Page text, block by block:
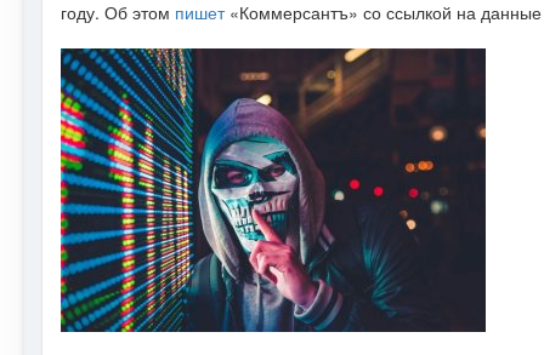
году. Об этом пишет«Коммерсантъ» со ссылкой на